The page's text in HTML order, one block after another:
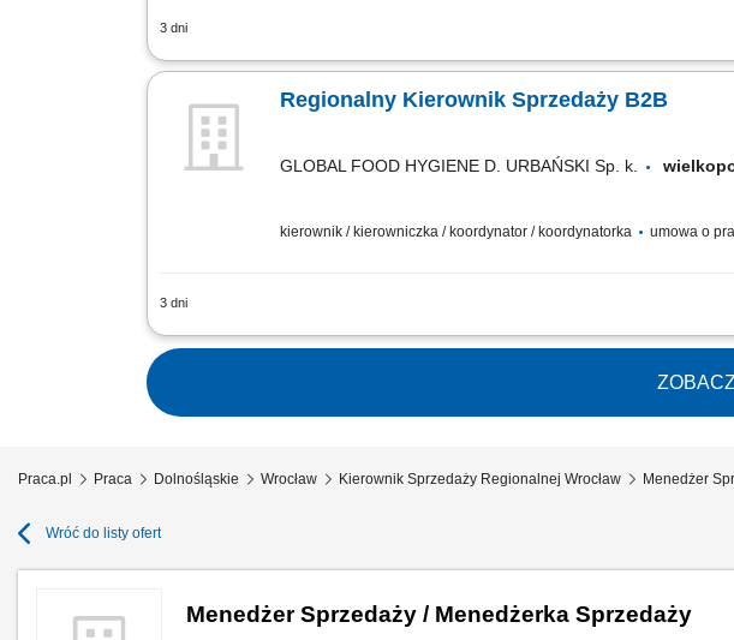
3 dni
Twój zakres obowiązków Aktywne pozyskiwanie nowych klientów
Regionalny Kierownik Sprzedaży B2B
GLOBAL FOOD HYGIENE D. URBAŃSKI Sp. k.
kierownik / kierowniczka / koordynator / koordynatorka umowa o
3 dni
Twój zakres obowiązków Aktywne pozyskiwanie nowych klientów
Praca.pl Praca Dolnośląskie Wrocław Kierownik Sprzedaży Regionalnej Wrocław Menedżer
Wróć do listy ofert
Menedżer Sprzedaży / Menedżerka Sprzedaży